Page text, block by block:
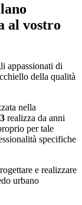
al vostro
appassionati di
della qualità
nella
realizza da anni
per tale
specifiche
e realizzare
urbano